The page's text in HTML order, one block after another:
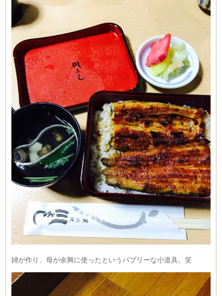
姉が作り、母が余興に使ったというバブリーな小道具。笑